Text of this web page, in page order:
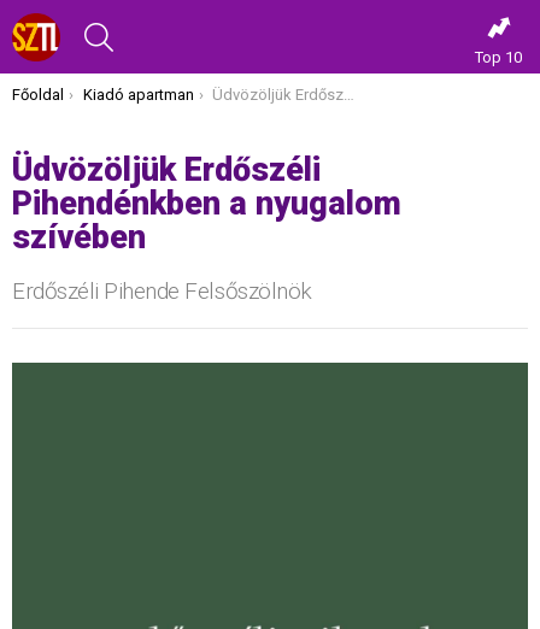
Top 10
Itt vagy most:
Főoldal Kiadó apartman Üdvözöljük Erdőszéli Pihendénkben a nyugalom szívében
Üdvözöljük Erdőszéli
Pihendénkben a nyugalom
szívében
Erdőszéli Pihende Felsőszölnök